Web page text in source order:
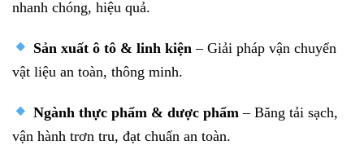
nhanh chóng, hiệu quả.
Sản xuất ô tô & linh kiện– Giải pháp vận chuyển
vật liệu an toàn, thông minh.
Ngành thực phẩm & dược phẩm – Băng tải sạch,
vận hành trơn tru, đạt chuẩn an toàn.